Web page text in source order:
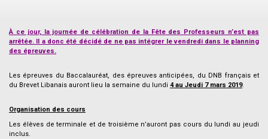
À ce jour, la journée de célébration de la Fête des Professeurs n’est pas
arrêtée. Il a donc été décidé de ne pas intégrer le vendredi dans le planning
des épreuves.
Les épreuves du Baccalauréat, des épreuves anticipées, du DNB français et
du Brevet Libanais auront lieu la semaine du lundi 4 au Jeudi 7 mars 2019.
Organisation des cours
Les élèves de terminale et de troisième n’auront pas cours du lundi au jeudi
inclus.